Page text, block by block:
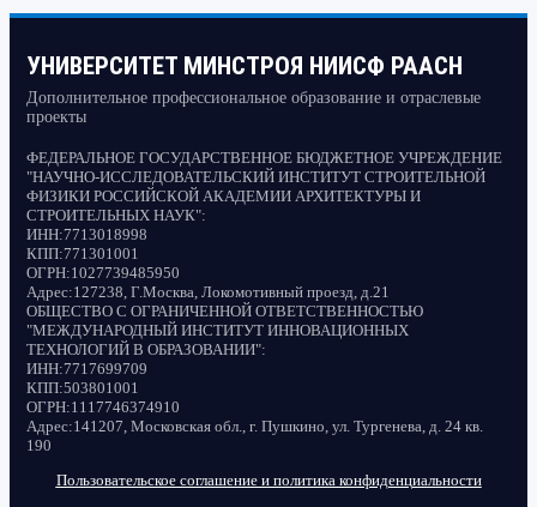
УНИВЕРСИТЕТ МИНСТРОЯ НИИСФ РААСН
Дополнительное профессиональное образование и отраслевые
проекты
ФЕДЕРАЛЬНОЕ ГОСУДАРСТВЕННОЕ БЮДЖЕТНОЕ УЧРЕЖДЕНИЕ
"НАУЧНО-ИССЛЕДОВАТЕЛЬСКИЙ ИНСТИТУТ СТРОИТЕЛЬНОЙ
ФИЗИКИ РОССИЙСКОЙ АКАДЕМИИ АРХИТЕКТУРЫ И
СТРОИТЕЛЬНЫХ НАУК":
ИНН:7713018998
КПП:771301001
ОГРН:1027739485950
Адрес:127238, Г.Москва, Локомотивный проезд, д.21
ОБЩЕСТВО С ОГРАНИЧЕННОЙ ОТВЕТСТВЕННОСТЬЮ
"МЕЖДУНАРОДНЫЙ ИНСТИТУТ ИННОВАЦИОННЫХ
ТЕХНОЛОГИЙ В ОБРАЗОВАНИИ":
ИНН:7717699709
КПП:503801001
ОГРН:1117746374910
Адрес:141207, Московская обл., г. Пушкино, ул. Тургенева, д. 24 кв.
190
Пользовательское соглашение и политика конфиденциальности